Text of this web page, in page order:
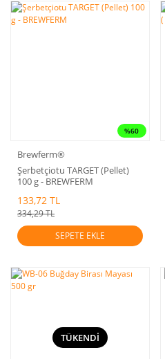
%60
Brewferm®
Şerbetçiotu TARGET (Pellet)
100 g - BREWFERM
133,72 TL
334,29 TL
SEPETE EKLE
TÜKENDİ